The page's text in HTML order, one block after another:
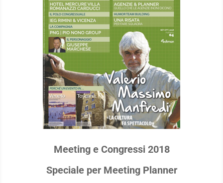
Meeting e Congressi 2018
Speciale per Meeting Planner